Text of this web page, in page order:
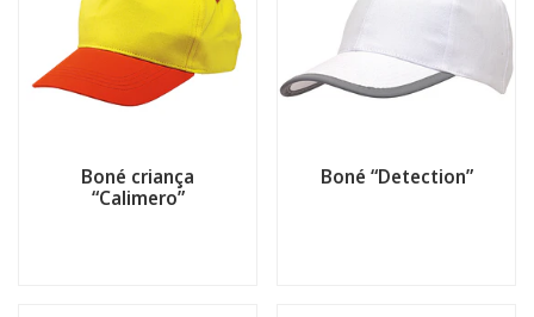
Boné criança
“Calimero”
Boné “Detection”